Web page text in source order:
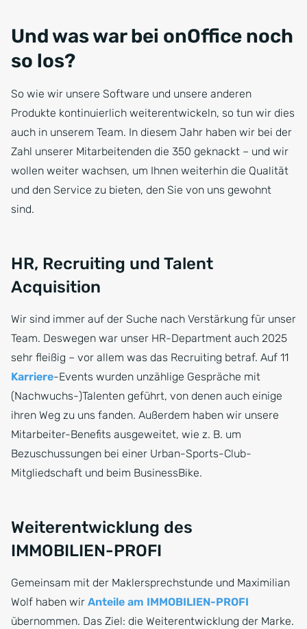
Und was war bei onOffice noch
so los?
So wie wir unsere Software und unsere anderen
Produkte kontinuierlich weiterentwickeln, so tun wir dies
auch in unserem Team. In diesem Jahr haben wir bei der
Zahl unserer Mitarbeitenden die 350 geknackt – und wir
wollen weiter wachsen, um Ihnen weiterhin die Qualität
und den Service zu bieten, den Sie von uns gewohnt
sind.
HR, Recruiting und Talent
Acquisition
Wir sind immer auf der Suche nach Verstärkung für unser
Team. Deswegen war unser HR-Department auch 2025
sehr fleißig – vor allem was das Recruiting betraf. Auf 11
Karriere-Events wurden unzählige Gespräche mit
(Nachwuchs-)Talenten geführt, von denen auch einige
ihren Weg zu uns fanden. Außerdem haben wir unsere
Mitarbeiter-Benefits ausgeweitet, wie z. B. um
Bezuschussungen bei einer Urban-Sports-Club-
Mitgliedschaft und beim BusinessBike.
Weiterentwicklung des
IMMOBILIEN-PROFI
Gemeinsam mit der Maklersprechstunde und Maximilian
Wolf haben wir Anteile am IMMOBILIEN-PROFI
übernommen. Das Ziel: die Weiterentwicklung der Marke.